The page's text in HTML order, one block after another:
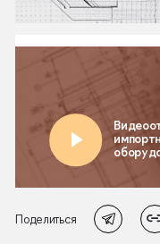
Поделиться